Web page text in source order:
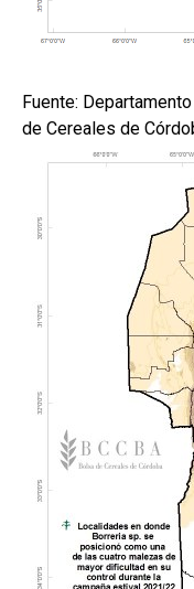
Fuente:
de Cereales de